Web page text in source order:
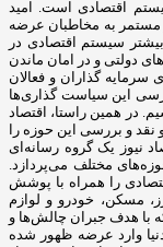
اقتصادی است. امید
مستمر به مخاطبان عرضه
سیستم اقتصادی در
دولتی و در امان ماندن
گذاران و فعالان
این سیاست گذاری‌ها
در همین راستا، اقتصاد
و بررسی این حوزه را
نیوز یک گروه رسانه‌ای
مختلف می‌پردازد.
را همراه با پوشش
مسکن، خودرو و لوازم
با هدف جبران چالش‌ها و
وارد عرضه ظهور شده